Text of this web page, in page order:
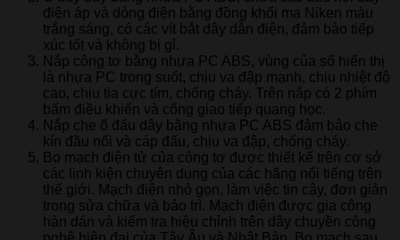
điện áp và dòng điện bằng đồng khối mạ Niken màu
trắng sáng, có các vít bắt dây dẫn điện, đảm bảo tiếp
xúc tốt và không bị gỉ.
Nắp công tơ bằng nhựa PC ABS, vùng của sổ hiển thị
là nhựa PC trong suốt, chịu va đập mạnh, chịu nhiệt độ
cao, chịu tia cực tím, chống cháy. Trên nắp có 2 phím
bấm điều khiển và cổng giao tiếp quang học.
Nắp che ổ đấu dây bằng nhựa PC ABS đảm bảo che
kín đầu nối và cáp đấu, chịu va đập, chống cháy.
Bo mạch điện tử của công tơ được thiết kế trên cơ sở
các linh kiện chuyên dụng của các hãng nổi tiếng trên
thế giới. Mạch điện nhỏ gọn, làm việc tin cậy, đơn giản
trong sửa chữa và bảo trì. Mạch điện được gia công
hàn dán và kiểm tra hiệu chỉnh trên dây chuyền công